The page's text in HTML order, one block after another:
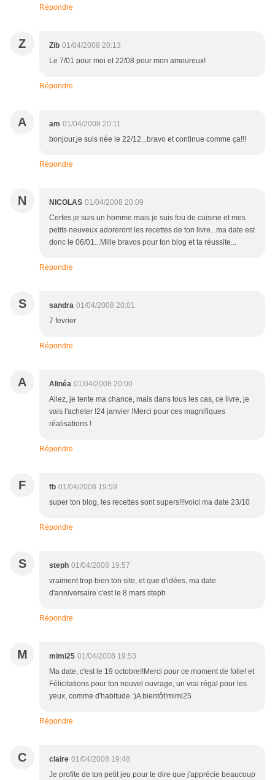
Répondre
Z Zib 01/04/2008 20:13
Le 7/01 pour moi et 22/08 pour mon amoureux!
Répondre
A am 01/04/2008 20:11
bonjour,je suis née le 22/12...bravo et continue comme ça!!!
Répondre
N NICOLAS 01/04/2008 20:09
Certes je suis un homme mais je suis fou de cuisine et mes
petits neuveux adoreront les recettes de ton livre...ma date est
donc le 06/01...Mille bravos pour ton blog et ta réussite...
Répondre
S sandra 01/04/2008 20:01
7 fevrier
Répondre
A Alinéa 01/04/2008 20:00
Allez, je tente ma chance, mais dans tous les cas, ce livre, je
vais l'acheter !24 janvier !Merci pour ces magnifiques
réalisations !
Répondre
F fb 01/04/2008 19:59
super ton blog, les recettes sont supers!!!voici ma date 23/10
Répondre
S steph 01/04/2008 19:57
vraiment trop bien ton site, et que d'idées, ma date
d'anniversaire c'est le 8 mars steph
Répondre
M mimi25 01/04/2008 19:53
Ma date, c'est le 19 octobre!!Merci pour ce moment de folie! et
Félicitations pour ton nouvel ouvrage, un vrai régal pour les
yeux, comme d'habitude :)A bientôt!mimi25
Répondre
C claire 01/04/2008 19:48
Je profite de ton petit jeu pour te dire que j'apprécie beaucoup